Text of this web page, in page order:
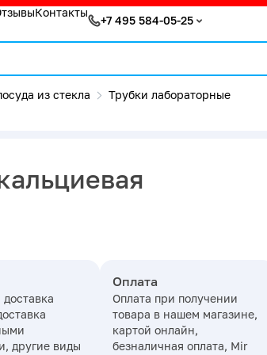
Контакты
+7 495 584-05-25
из стекла
Трубки лабораторные
другие виды
Оплата
Оплата при получении
товара в нашем магазине,
картой онлайн,
безналичная оплата, Mir